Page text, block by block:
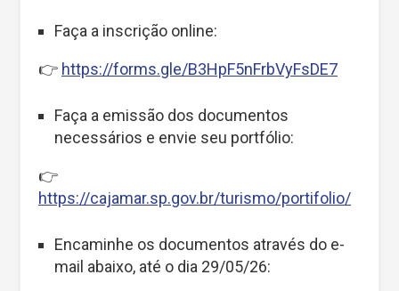
Faça a inscrição online:
👉 https://forms.gle/B3HpF5nFrbVyFsDE7
Faça a emissão dos documentos
necessários e envie seu portfólio:
👉
https://cajamar.sp.gov.br/turismo/portifolio/
Encaminhe os documentos através do e-
mail abaixo, até o dia 29/05/26: